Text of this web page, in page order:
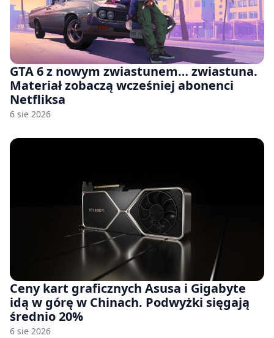
GTA 6 z nowym zwiastunem… zwiastuna.
Materiał zobaczą wcześniej abonenci
Netfliksa
6 sie 2026
Ceny kart graficznych Asusa i Gigabyte
idą w górę w Chinach. Podwyżki sięgają
średnio 20%
6 sie 2026